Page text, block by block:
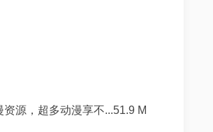
源，超多动漫享不...51.9 M